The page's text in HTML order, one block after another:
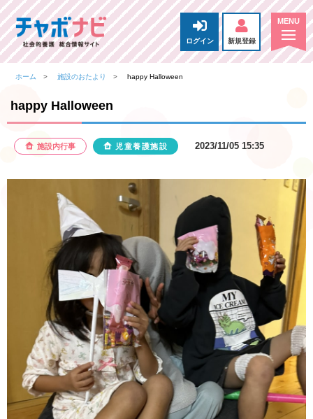
ログイン 新規登録
ホーム 施設のおたより happy Halloween
happy Halloween
施設内行事 児童養護施設 2023/11/05 15:35